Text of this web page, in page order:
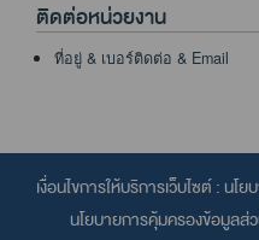
ติดต่อหน่วยงาน
ที่อยู่ & เบอร์ติดต่อ & Email
เงื่อนไขการให้บริการเว็บไซต์ : นโย
นโยบายการคุ้มครองข้อมูลส่